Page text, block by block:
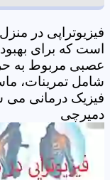
فیزیوتراپی در
است که برای
عصبی مربوط به
شامل تمرینات،
دمیرچی